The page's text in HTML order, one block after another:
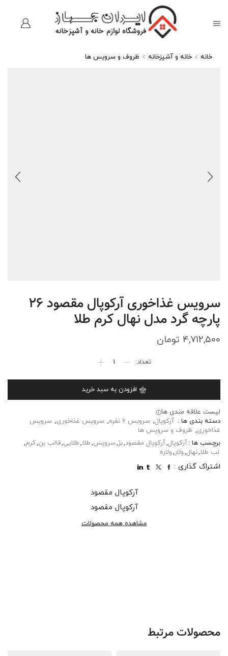
خانه خانه و آشپزخانه ظروف و سرویس ها
سرویس غذاخوری آرکوپال مقصود 26
پارچه گرد مدل نهال کرم طلا
4,712,500 تومان
افزودن به سبد خرید
لیست علاقه مندی ها
دسته بندی ها : آرکوپال, سرویس 6 نفره , سرویس غذاخوری, سرویس
غذاخوری, ظروف و سرویس ها
برچسب ها :آرکوپال,آرکوپال مقصود,بژ,سرویس,طلا,طلایی,قالب بن,کرم,
لب طلا,نهال,ولار,ولاره
اشتراک گذاری :
آرکوپال مقصود
آرکوپال مقصود
مشاهده همه محصولات
محصولات مرتبط